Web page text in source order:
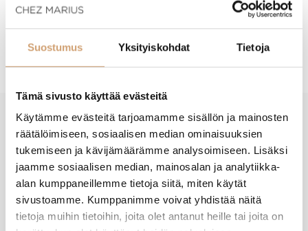
Suostumus Yksityiskohdat Tietoja
Tämä sivusto käyttää evästeitä
Käytämme evästeitä tarjoamamme sisällön ja mainosten
räätälöimiseen, sosiaalisen median ominaisuuksien
tukemiseen ja kävijämäärämme analysoimiseen. Lisäksi
jaamme sosiaalisen median, mainosalan ja analytiikka-
alan kumppaneillemme tietoja siitä, miten käytät
sivustoamme. Kumppanimme voivat yhdistää näitä
tietoja muihin tietoihin, joita olet antanut heille tai joita on
Tuotekuvaus
- Tuotteesta ei ole vielä arvosteluja -
New content loaded